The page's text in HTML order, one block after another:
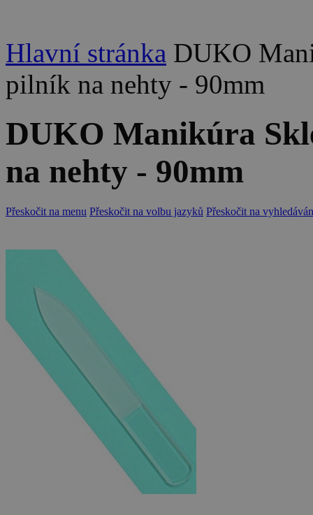
Hlavní stránka DUKO
pilník na nehty - 90mm
DUKO Manikúra
na nehty - 90mm
Přeskočit na menu Přeskočit na volbu jazyků Přeskočit na